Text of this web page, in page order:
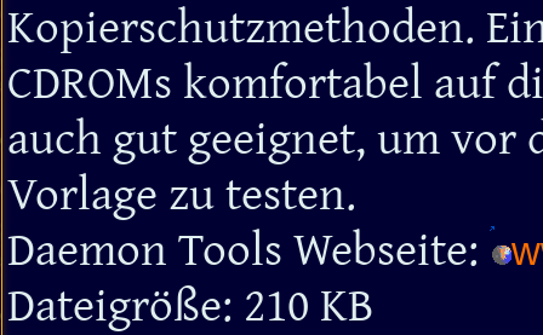
Kopierschutzmethoden.
CDROMs komfortabel auf
auch gut geeignet, um vor
Vorlage zu testen.
Daemon Tools Webseite:
Dateigröße: 210 KB